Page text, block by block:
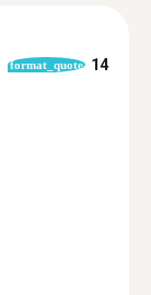
format_quote 14